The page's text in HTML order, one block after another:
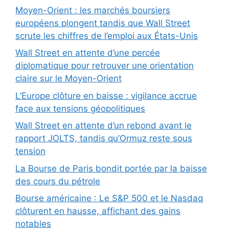
Moyen-Orient : les marchés boursiers
européens plongent tandis que Wall Street
scrute les chiffres de l’emploi aux États-Unis
Wall Street en attente d’une percée
diplomatique pour retrouver une orientation
claire sur le Moyen-Orient
L’Europe clôture en baisse : vigilance accrue
face aux tensions géopolitiques
Wall Street en attente d’un rebond avant le
rapport JOLTS, tandis qu’Ormuz reste sous
tension
La Bourse de Paris bondit portée par la baisse
des cours du pétrole
Bourse américaine : Le S&P 500 et le Nasdaq
clôturent en hausse, affichant des gains
notables